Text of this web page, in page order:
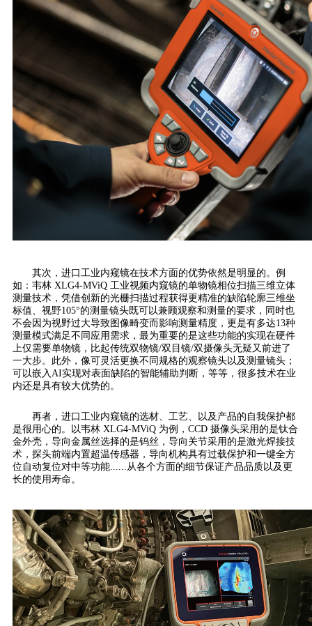
其次，进口工业内窥镜在技术方面的优势依然是明显的。例
如：韦林 XLG4-MViQ 工业视频内窥镜的单物镜相位扫描三维立体
测量技术，凭借创新的光栅扫描过程获得更精准的缺陷轮廓三维坐
标值、视野105°的测量镜头既可以兼顾观察和测量的要求，同时也
不会因为视野过大导致图像畸变而影响测量精度，更是有多达13种
测量模式满足不同应用需求，最为重要的是这些功能的实现在硬件
上仅需要单物镜，比起传统双物镜/双目镜/双摄像头无疑又前进了
一大步。此外，像可灵活更换不同规格的观察镜头以及测量镜头；
可以嵌入AI实现对表面缺陷的智能辅助判断，等等，很多技术在业
内还是具有较大优势的。
再者，进口工业内窥镜的选材、工艺、以及产品的自我保护都
是很用心的。以韦林 XLG4-MViQ 为例，CCD 摄像头采用的是钛合
金外壳，导向金属丝选择的是钨丝，导向关节采用的是激光焊接技
术，探头前端内置超温传感器，导向机构具有过载保护和一键全方
位自动复位对中等功能......从各个方面的细节保证产品品质以及更
长的使用寿命。